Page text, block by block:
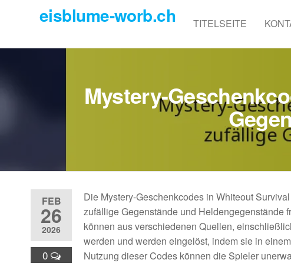
content
eisblume-worb.ch TITELSEITE
Mystery-
FEB
26
2026
0
Die Mystery-Geschenkcodes in Whiteout
zufällige Gegenstände und Heldengegenstände
können aus verschiedenen Quellen,
werden und werden eingelöst, indem sie in
Nutzung dieser Codes können die Spieler